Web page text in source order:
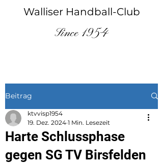
Walliser Handball-Club
Since 1954
Beitrag
Harte Schlussphase
gegen SG TV Birsfelden
ktvvisp1954
19. Dez. 2024 1 Min. Lesezeit